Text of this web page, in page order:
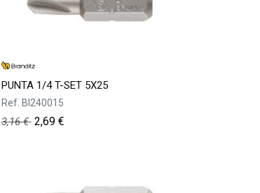
PUNTA 1/4 T-SET 5X25
Ref. BI240015
3,16€ 2,69€